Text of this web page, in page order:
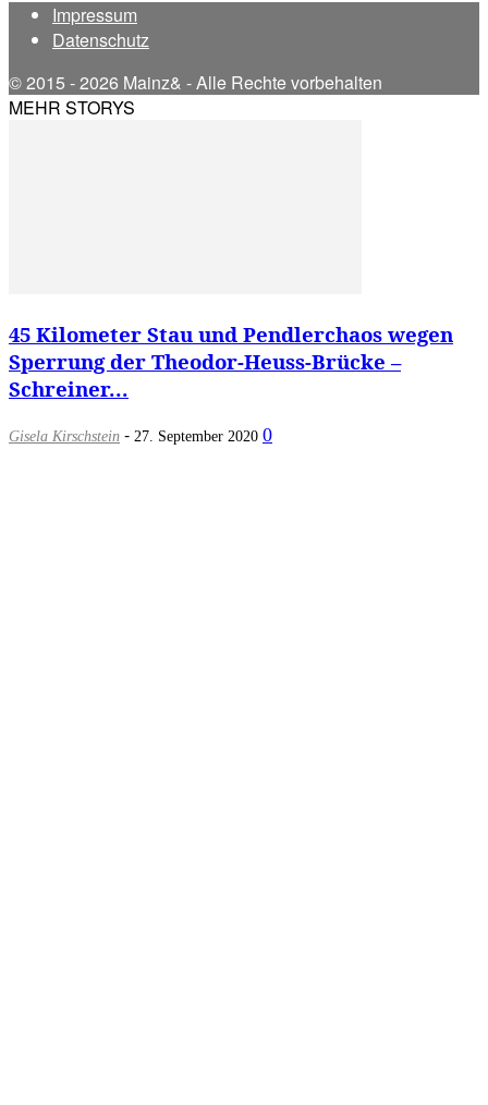
Impressum
Datenschutz
© 2015 - 2026 Mainz& - Alle Rechte vorbehalten
MEHR STORYS
45 Kilometer Stau und Pendlerchaos wegen
Sperrung der Theodor-Heuss-Brücke –
Schreiner...
Gisela Kirschstein - 27. September 2020 0